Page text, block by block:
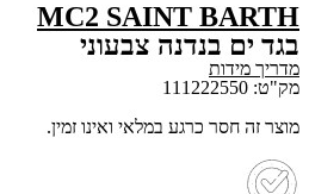
MC2 SAINT BARTH
בגד ים בנדנה צבעוני
מדריך מידות
מק"ט: 111222550
מוצר זה חסר כרגע במלאי ואינו זמין.